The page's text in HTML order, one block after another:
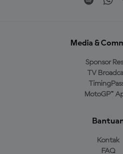
Media &
Sponsor
TV
MotoGP™
Kontak
FAQ